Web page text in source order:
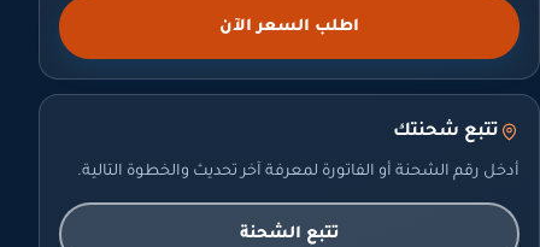
اطلب السعر الآن
تتبع شحنتك
أدخل رقم الشحنة أو الفاتورة لمعرفة آخر تحديث والخطوة التالية.
تتبع الشحنة